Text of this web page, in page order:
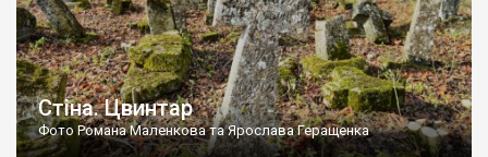
Стіна. Цвинтар
Фото Романа Маленкова та Ярослава Геращенка